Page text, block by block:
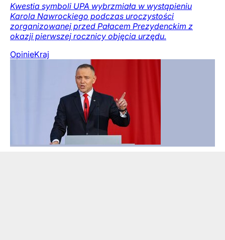
Kwestia symboli UPA wybrzmiała w wystąpieniu
Karola Nawrockiego podczas uroczystości
zorganizowanej przed Pałacem Prezydenckim z
okazji pierwszej rocznicy objęcia urzędu.
OpinieKraj